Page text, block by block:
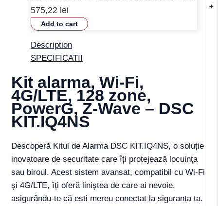
+
575,22 lei
Add to cart
Description
SPECIFICATII
Kit alarma, Wi-Fi,
4G/LTE, 128 zone,
PowerG, Z-Wave – DSC
KIT.IQ4NS
Descoperă Kitul de Alarma DSC KIT.IQ4NS, o soluție
inovatoare de securitate care îți protejează locuința
sau biroul. Acest sistem avansat, compatibil cu Wi-Fi
și 4G/LTE, îți oferă liniștea de care ai nevoie,
asigurându-te că ești mereu conectat la siguranța ta.